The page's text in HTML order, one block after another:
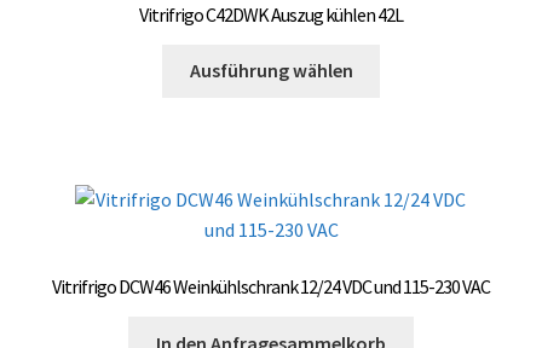
Optionen
werden
Vitrifrigo C42DWK Auszug kühlen 42L
Ausführung wählen
auf.
können
Vitrifrigo DCW46 Weinkühlschrank 12/24 VDC und 115-230 VAC
In den Anfragesammelkorb